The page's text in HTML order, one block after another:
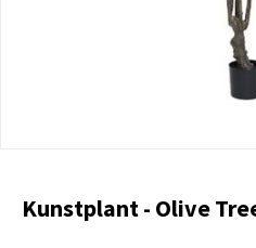
Kunstplant - Olive